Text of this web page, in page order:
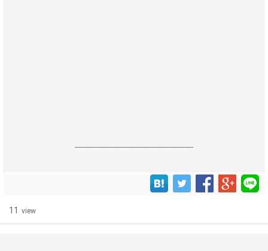
------------------------------------------------------------------
11 view